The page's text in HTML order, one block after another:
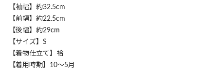
【袖幅】約32.5cm
【前幅】約22.5cm
【後幅】約29cm
【サイズ】S
【着物仕立て】袷
【着用時期】10～5月